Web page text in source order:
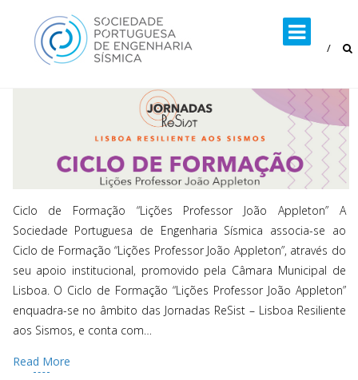
content
Ciclo de Formação “Lições Professor João Appleton” A
Sociedade Portuguesa de Engenharia Sísmica associa-se ao
Ciclo de Formação “Lições Professor João Appleton”, através do
seu apoio institucional, promovido pela Câmara Municipal de
Lisboa. O Ciclo de Formação “Lições Professor João Appleton”
enquadra-se no âmbito das Jornadas ReSist – Lisboa Resiliente
aos Sismos, e conta com…
Read More